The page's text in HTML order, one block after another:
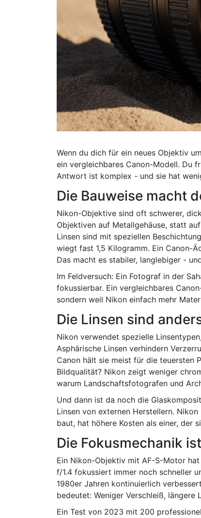
Wenn du dich für ein neues Objektiv
ein vergleichbares Canon-Modell. Du
Antwort ist komplex - und sie hat
Die Bauweise macht
Nikon-Objektive sind oft schwerer,
Objektiven auf Metallgehäuse, statt
Linsen sind mit speziellen
wiegt fast 1,5 Kilogramm. Ein Canon-
Das macht es stabiler, langlebiger -
Im Feldversuch: Ein Fotograf in der
fokussierbar. Ein vergleichbares
sondern weil Nikon einfach mehr
Die Linsen sind
Nikon verwendet spezielle
Asphärische Linsen verhindern
Canon hält sie meist für die teuersten
Bildqualität? Nikon zeigt weniger
warum Landschaftsfotografen und
Und dann ist da noch die
Linsen von externen Herstellern.
baut, hat höhere Kosten als einer, der
Die Fokusmechanik
Ein Nikon-Objektiv mit AF-S-Motor
f/1.4 fokussiert immer noch schneller
1980er Jahren kontinuierlich
bedeutet: Weniger Verschleiß, längere
Ein Test von 2023 mit 200